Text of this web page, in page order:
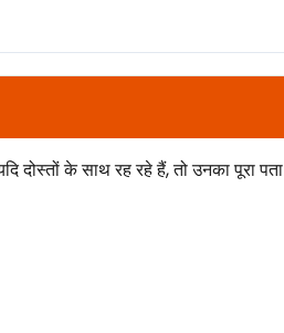
दोस्तों के साथ रह रहे हैं, तो उनका पूरा पता